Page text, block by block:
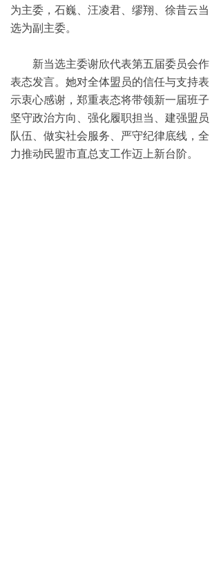
为主委，石巍、汪凌君、缪翔、徐昔云当
选为副主委。
新当选主委谢欣代表第五届委员会作
表态发言。她对全体盟员的信任与支持表
示衷心感谢，郑重表态将带领新一届班子
坚守政治方向、强化履职担当、建强盟员
队伍、做实社会服务、严守纪律底线，全
力推动民盟市直总支工作迈上新台阶。